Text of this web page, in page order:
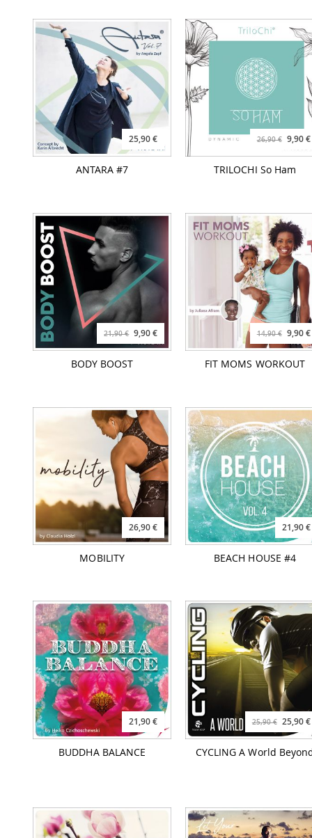
25,90 €
ANTARA #7
26,90 € 9,90 €
TRILOCHI So Ham
21,90 € 9,90 €
BODY BOOST
14,90 € 9,90 €
FIT MOMS WORKOUT
26,90 €
MOBILITY
21,90 €
BEACH HOUSE #4
21,90 €
BUDDHA BALANCE
25,90 € 25,90 €
CYCLING A World